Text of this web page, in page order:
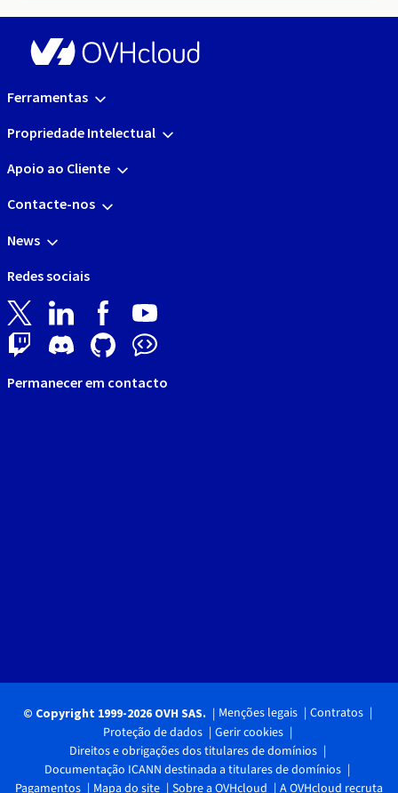
Ferramentas
Propriedade Intelectual
Apoio ao Cliente
Contacte-nos
News
Redes sociais
Permanecer em contacto
© Copyright 1999-2026 OVH SAS. Menções legais
Contratos
Proteção de dados
Gerir cookies
Direitos e obrigações dos titulares de domínios
Documentação ICANN destinada a titulares de domínios
Pagamentos
Mapa do site Sobre a OVHcloud A OVHcloud recruta